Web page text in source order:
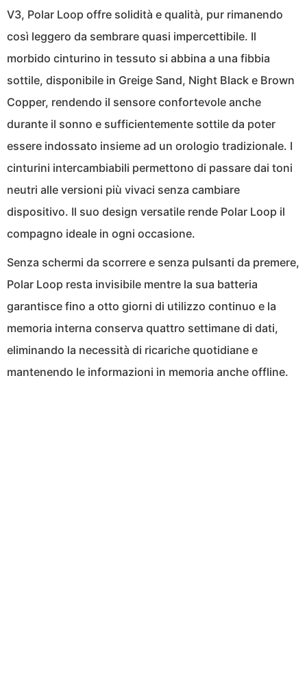
V3, Polar Loop offre solidità e qualità, pur rimanendo
così leggero da sembrare quasi impercettibile. Il
morbido cinturino in tessuto si abbina a una fibbia
sottile, disponibile in Greige Sand, Night Black e Brown
Copper, rendendo il sensore confortevole anche
durante il sonno e sufficientemente sottile da poter
essere indossato insieme ad un orologio tradizionale. I
cinturini intercambiabili permettono di passare dai toni
neutri alle versioni più vivaci senza cambiare
dispositivo. Il suo design versatile rende Polar Loop il
compagno ideale in ogni occasione.
Senza schermi da scorrere e senza pulsanti da premere,
Polar Loop resta invisibile mentre la sua batteria
garantisce fino a otto giorni di utilizzo continuo e la
memoria interna conserva quattro settimane di dati,
eliminando la necessità di ricariche quotidiane e
mantenendo le informazioni in memoria anche offline.